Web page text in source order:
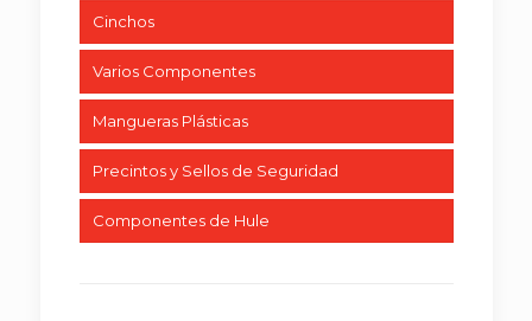
Cinchos
Varios Componentes
Mangueras Plásticas
Precintos y Sellos de Seguridad
Componentes de Hule